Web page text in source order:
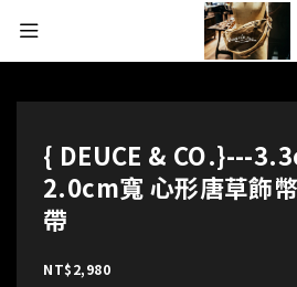
{ DEUCE & CO.}---
2.0cm寬 心形唐草飾
帶
NT$2,980